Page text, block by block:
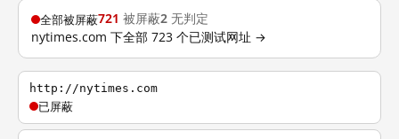
全部被屏蔽721 被屏蔽2 无判定
nytimes.com 下全部 723 个已测试网址 →
http://nytimes.com
已屏蔽